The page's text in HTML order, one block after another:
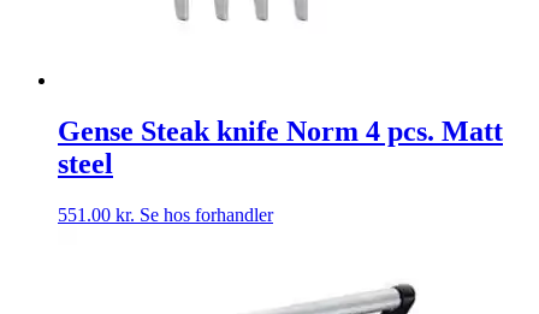
Gense Steak knife Norm 4 pcs. Matt
steel
551.00 kr. Se hos forhandler